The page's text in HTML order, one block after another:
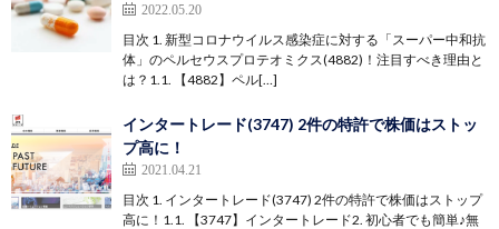
2022.05.20
目次 1. 新型コロナウイルス感染症に対する「スーパー中和抗
体」のペルセウスプロテオミクス(4882)！注目すべき理由と
は？1.1. 【4882】ペル[…]
インタートレード(3747) 2件の特許で株価はストッ
プ高に！
2021.04.21
目次 1. インタートレード(3747) 2件の特許で株価はストップ
高に！1.1. 【3747】インタートレード2. 初心者でも簡単♪無